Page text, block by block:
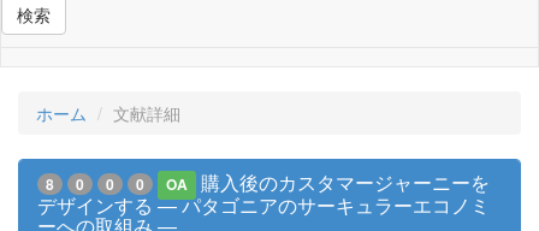
検索
ホーム 文献詳細
8 0 0 0 OA
購入後のカスタマージャーニーを
デザインする ― パタゴニアのサーキュラーエコノミ